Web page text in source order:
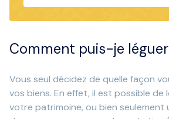
Comment puis-je
Vous seul décidez de quelle façon
vos biens. En effet, il est possible de
votre patrimoine, ou bien seulement